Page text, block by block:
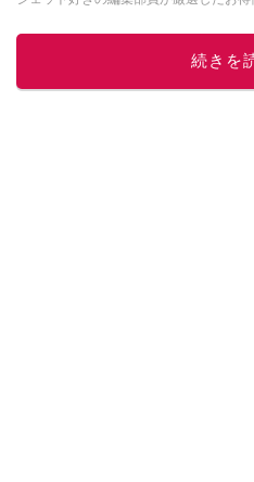
この
続きを